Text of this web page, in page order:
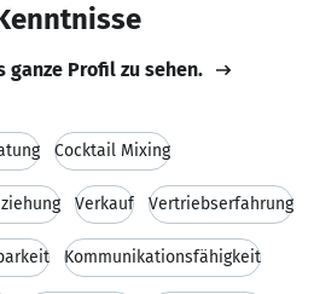
ganze Profil zu sehen.
Cocktail Mixing
Verkauf Vertriebserfahrung
Kommunikationsfähigkeit